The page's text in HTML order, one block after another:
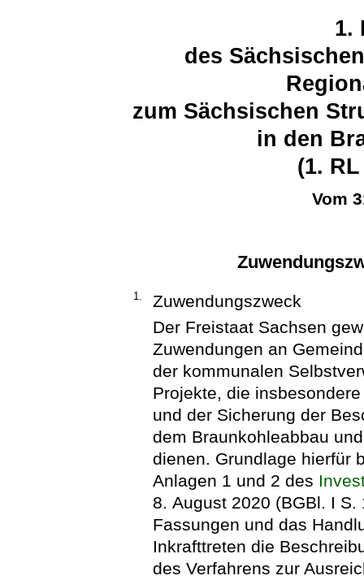
1.
des
zum Sächsischen
in den
(1.
Vom
1.
Zuwendungszweck
Der Freistaat Sachsen
Zuwendungen an
der kommunalen
Projekte, die
und der Sicherung der
dem Braunkohleabbau
dienen. Grundlage hierfür
Anlagen 1 und 2 des
8. August 2020 (BGBl. I
Fassungen und das
Inkrafttreten die
des Verfahrens zur